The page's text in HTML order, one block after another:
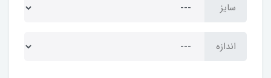
سایز
اندازه